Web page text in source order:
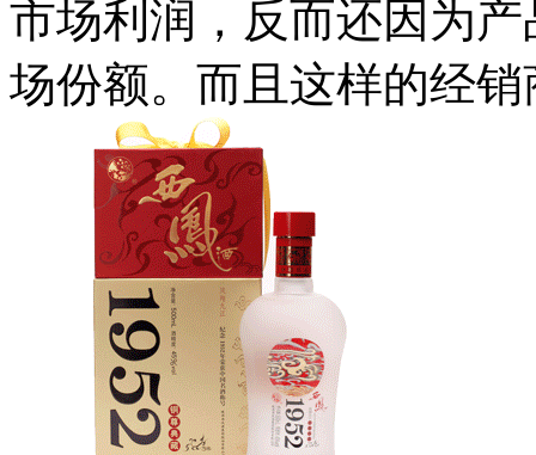
市场利润，反而还因为
场份额。而且这样的经